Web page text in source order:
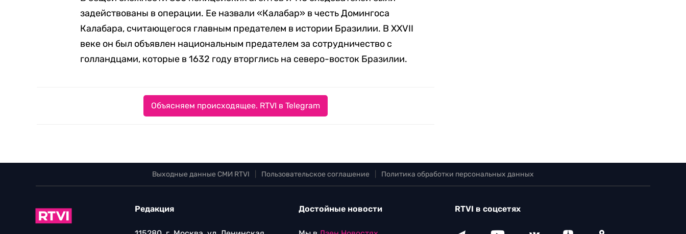
задействованы в операции. Ее назвали «Калабар» в честь Домингоса
Калабара, считающегося главным предателем в истории Бразилии. В XXVII
веке он был объявлен национальным предателем за сотрудничество с
голландцами, которые в 1632 году вторглись на северо-восток Бразилии.
Объясняем происходящее. RTVI в Telegram
Выходные данные СМИ RTVI Пользовательское соглашение Политика обработки персональных данных
Редакция Достойные новости RTVI в соцсетях